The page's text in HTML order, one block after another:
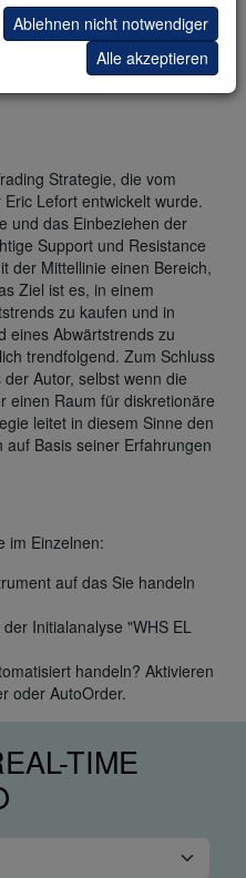
Trailing Stop wird über
Bändern platziert. Zum
Strategie, die vom
Lefort entwickelt wurde.
und das Einbeziehen der
Support und Resistance
der Mittellinie einen Bereich,
Ziel ist es, in einem
zu kaufen und in
eines Abwärtstrends zu
trendfolgend. Zum Schluss
Autor, selbst wenn die
einen Raum für diskretionäre
leitet in diesem Sinne den
Basis seiner Erfahrungen
im Einzelnen:
auf das Sie handeln
Initialanalyse "WHS EL
handeln? Aktivieren
oder AutoOrder.
Ablehnen nicht notwendiger
Alle akzeptieren
TIME